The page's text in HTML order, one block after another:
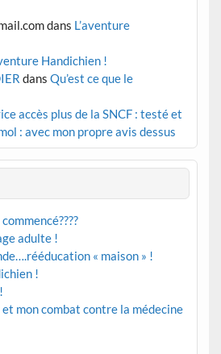
dans L’aventure
Handichien !
dans Qu’est ce que le
accès plus de la SNCF : testé et
: avec mon propre avis dessus
adulte !
« maison » !
!
mon combat contre la médecine